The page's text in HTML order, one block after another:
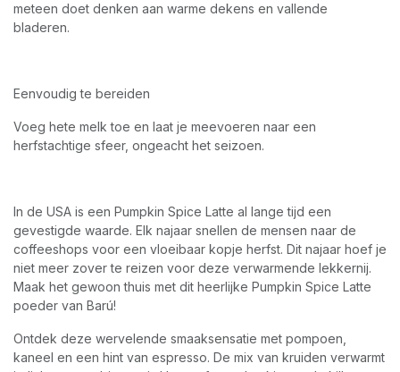
meteen doet denken aan warme dekens en vallende
bladeren.
Eenvoudig te bereiden
Voeg hete melk toe en laat je meevoeren naar een
herfstachtige sfeer, ongeacht het seizoen.
In de USA is een Pumpkin Spice Latte al lange tijd een
gevestigde waarde. Elk najaar snellen de mensen naar de
coffeeshops voor een vloeibaar kopje herfst. Dit najaar hoef je
niet meer zover te reizen voor deze verwarmende lekkernij.
Maak het gewoon thuis met dit heerlijke Pumpkin Spice Latte
poeder van Barú!
Ontdek deze wervelende smaaksensatie met pompoen,
kaneel en een hint van espresso. De mix van kruiden verwarmt